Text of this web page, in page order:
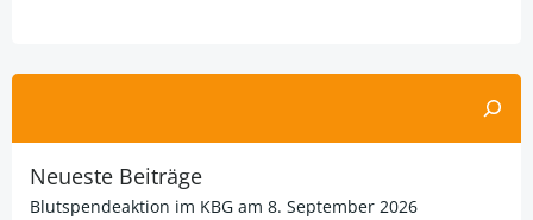
Neueste Beiträge
Blutspendeaktion im KBG am 8. September 2026